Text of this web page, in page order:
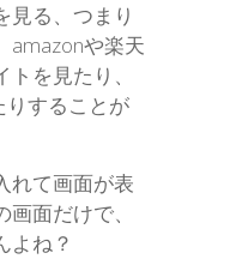
見る、つまり
amazonや楽天
を見たり、
りすることが
れて画面が表
面だけで、
よね？